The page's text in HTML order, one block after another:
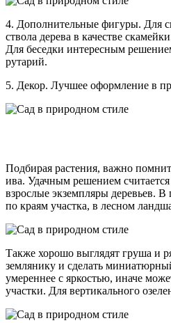
4. Дополнительные фигуры. Для
ствола дерева в качестве
Для беседки интересным
рутарий.
5. Декор. Лучшее оформление в
Подбирая растения, важно
ива. Удачным решением
взрослые экземпляры деревьев.
по краям участка, в лесном
Также хорошо выглядят груша и
землянику и сделать
умереннее с яркостью, иначе
участки. Для вертикального